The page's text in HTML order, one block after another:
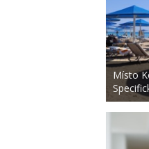
Místo